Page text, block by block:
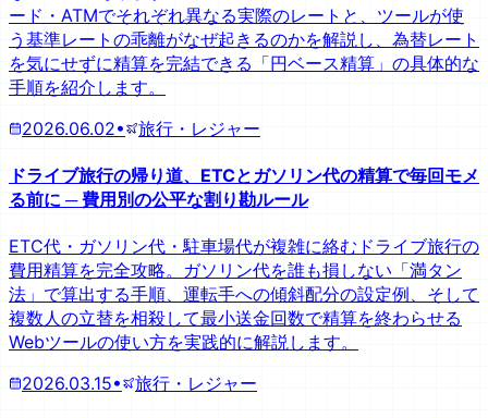
ード・ATMでそれぞれ異なる実際のレートと、ツールが使
う基準レートの乖離がなぜ起きるのかを解説し、為替レート
を気にせずに精算を完結できる「円ベース精算」の具体的な
手順を紹介します。
2026.06.02• 旅行・レジャー
ドライブ旅行の帰り道、ETCとガソリン代の精算で毎回モメ
る前に ─ 費用別の公平な割り勘ルール
ETC代・ガソリン代・駐車場代が複雑に絡むドライブ旅行の
費用精算を完全攻略。ガソリン代を誰も損しない「満タン
法」で算出する手順、運転手への傾斜配分の設定例、そして
複数人の立替を相殺して最小送金回数で精算を終わらせる
Webツールの使い方を実践的に解説します。
2026.03.15• 旅行・レジャー